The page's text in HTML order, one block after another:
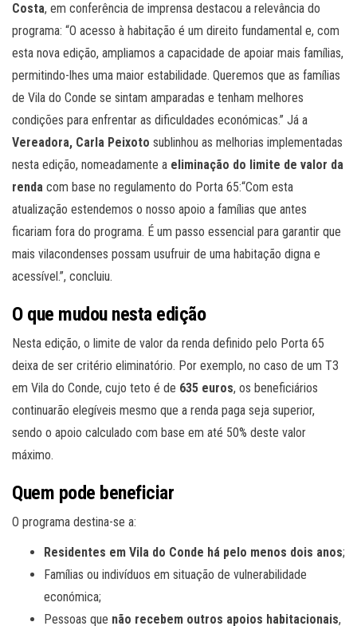
Costa, em conferência de imprensa destacou a relevância do
programa: “O acesso à habitação é um direito fundamental e, com
esta nova edição, ampliamos a capacidade de apoiar mais famílias,
permitindo-lhes uma maior estabilidade. Queremos que as famílias
de Vila do Conde se sintam amparadas e tenham melhores
condições para enfrentar as dificuldades económicas.” Já a
Vereadora, Carla Peixoto sublinhou as melhorias implementadas
nesta edição, nomeadamente a eliminação do limite de valor da
renda com base no regulamento do Porta 65:“Com esta
atualização estendemos o nosso apoio a famílias que antes
ficariam fora do programa. É um passo essencial para garantir que
mais vilacondenses possam usufruir de uma habitação digna e
acessível.”, concluiu.
O que mudou nesta edição
Nesta edição, o limite de valor da renda definido pelo Porta 65
deixa de ser critério eliminatório. Por exemplo, no caso de um T3
em Vila do Conde, cujo teto é de 635 euros, os beneficiários
continuarão elegíveis mesmo que a renda paga seja superior,
sendo o apoio calculado com base em até 50% deste valor
máximo.
Quem pode beneficiar
O programa destina-se a:
Residentes em Vila do Conde há pelo menos dois anos;
Famílias ou indivíduos em situação de vulnerabilidade
económica;
Pessoas que não recebem outros apoios habitacionais,